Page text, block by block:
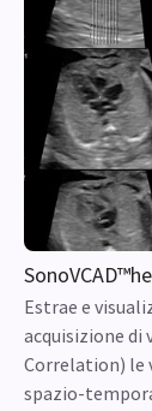
Estrae e
acquisizione di
Correlation) le
spazio-